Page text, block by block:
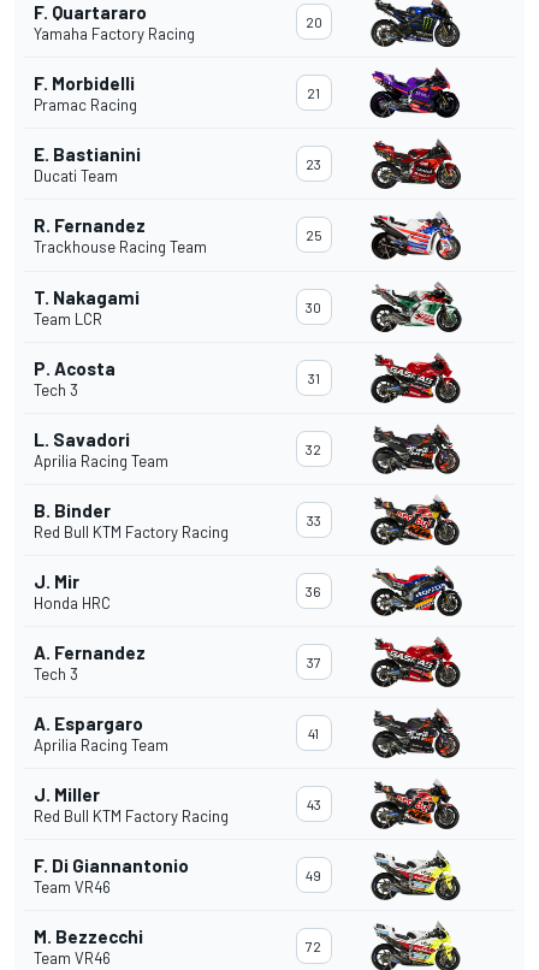
F. Quartararo
Yamaha Factory Racing
20
F. Morbidelli
Pramac Racing
21
E. Bastianini
Ducati Team
23
R. Fernandez
Trackhouse Racing Team
25
T. Nakagami
Team LCR
30
P. Acosta
Tech 3
31
L. Savadori
Aprilia Racing Team
32
B. Binder
Red Bull KTM Factory Racing
33
J. Mir
Honda HRC
36
A. Fernandez
Tech 3
37
A. Espargaro
Aprilia Racing Team
41
J. Miller
Red Bull KTM Factory Racing
43
F. Di Giannantonio
Team VR46
49
M. Bezzecchi
Team VR46
72